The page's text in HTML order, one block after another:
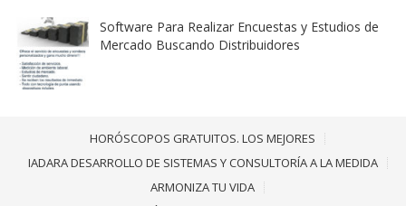
Software Para Realizar Encuestas y Estudios de
Mercado Buscando Distribuidores
HORÓSCOPOS GRATUITOS. LOS MEJORES
IADARA DESARROLLO DE SISTEMAS Y CONSULTORÍA A LA MEDIDA
ARMONIZA TU VIDA